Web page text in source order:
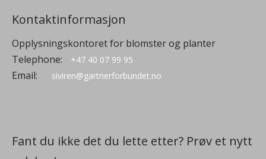
Kontaktinformasjon
Opplysningskontoret for blomster og planter
Telephone:
+47 40 07 99 95
Email: siviren@gartnerforbundet.no
Fant du ikke det du lette etter? Prøv et nytt